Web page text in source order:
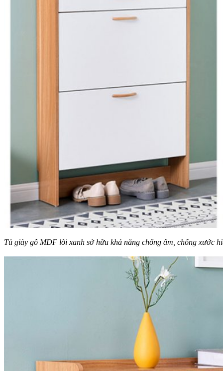
Tủ giày gỗ MDF lõi xanh sở hữu khả năng chống ẩm, chống xước